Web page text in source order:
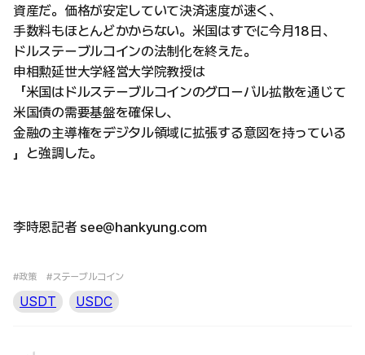
資産だ。価格が安定していて決済速度が速く、
手数料もほとんどかからない。米国はすでに今月18日、
ドルステーブルコインの法制化を終えた。
申相勲延世大学経営大学院教授は
「米国はドルステーブルコインのグローバル拡散を通じて
米国債の需要基盤を確保し、
金融の主導権をデジタル領域に拡張する意図を持っている
」と強調した。
李時恩記者 see@hankyung.com
#政策 #ステーブルコイン
USDT USDC